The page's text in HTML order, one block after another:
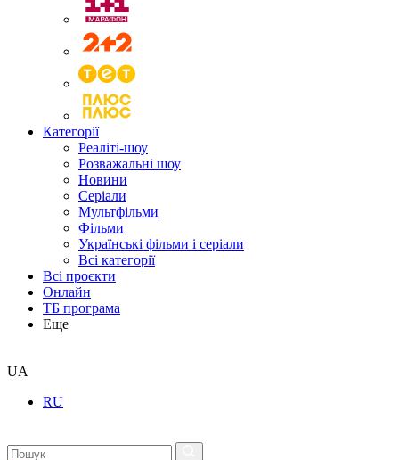
Категорії
Реаліті-шоу
Розважальні шоу
Новини
Серіали
Мультфільми
Фільми
Українські фільми і серіали
Всі категорії
Всі проєкти
Онлайн
ТБ програма
Еще
UA
RU